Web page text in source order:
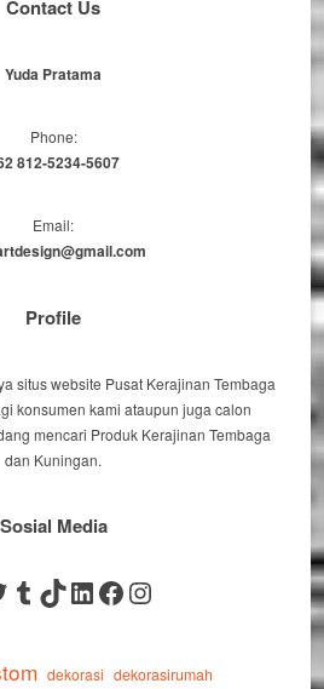
Contact Us
Yuda Pratama
Phone:
812-5234-5607
Email:
Profile
situs website Pusat Kerajinan Tembaga
konsumen kami ataupun juga calon
mencari Produk Kerajinan Tembaga
dan Kuningan.
Sosial Media
Tumblr
TikTok
LinkedIn
Facebook
Instagram
dekorasi dekorasirumah